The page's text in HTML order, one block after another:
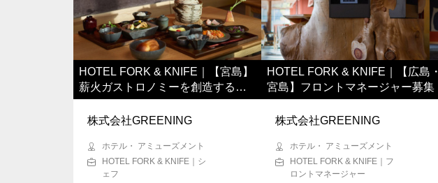
HOTEL FORK & KNIFE｜【宮島】
薪火ガストロノミーを創造するシ
ェフ
株式会社GREENING
ホテル・ アミューズメント
HOTEL FORK & KNIFE｜シ
ェフ
HOTEL FORK & KNIFE｜【広島・
宮島】フロントマネージャー募集
株式会社GREENING
ホテル・ アミューズメント
HOTEL FORK & KNIFE｜フ
ロントマネージャー